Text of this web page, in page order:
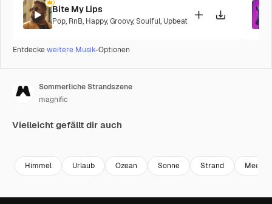
Bite My Lips
Pop, RnB, Happy,Groovy,Soulful, Upbeat
Entdeckeweitere Musik-Optionen
Sommerliche Strandszene
magnific
Vielleicht gefällt dir auch
Himmel Urlaub Ozean Sonne Strand Meer